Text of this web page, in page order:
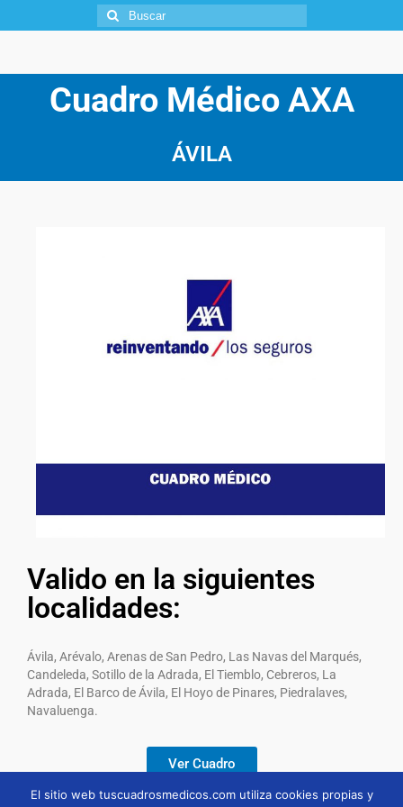
Cuadro Médico AXA
ÁVILA
Valido en la siguientes
localidades:
Ávila, Arévalo, Arenas de San Pedro, Las Navas del Marqués,
Candeleda, Sotillo de la Adrada, El Tiemblo, Cebreros, La
Adrada, El Barco de Ávila, El Hoyo de Pinares, Piedralaves,
Navaluenga.
Ver Cuadro
El sitio web tuscuadrosmedicos.com utiliza cookies propias y